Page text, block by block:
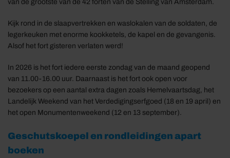
van de grootste van de 42 forten van de Stelling van Amsterdam.
Kijk rond in de slaapvertrekken en waslokalen van de soldaten, de
legerkeuken met enorme kookketels, de kapel en de gevangenis.
Alsof het fort gisteren verlaten werd!
In 2026 is het fort iedere eerste zondag van de maand geopend
van 11.00-16.00 uur. Daarnaast is het fort ook open voor
bezoekers op een aantal extra dagen zoals Hemelvaartsdag, het
Landelijk Weekend van het Verdedigingserfgoed (18 en 19 april) en
het open Monumentenweekend (12 en 13 september).
Geschutskoepel en rondleidingen apart
boeken